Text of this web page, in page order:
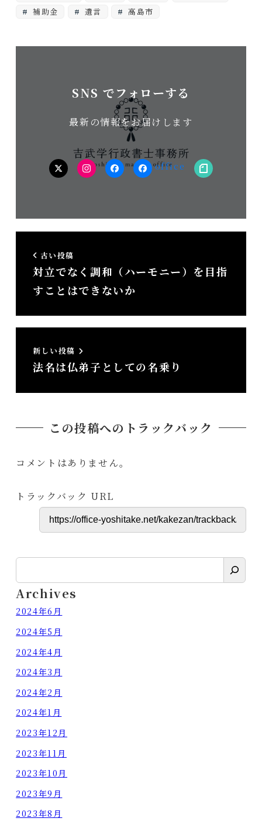
補助金
遺言 高島市
SNS でフォローする
最新の情報をお届けします
twitterInstagramfacebook（個
facebook（事note
古い投稿
対立でなく調和（ハーモニー）を目指
すことはできないか
新しい投稿
法名は仏弟子としての名乗り
この投稿へのトラックバック
コメントはありません。
トラックバック URL
索
Archives
2024年6月
2024年5月
2024年4月
2024年3月
2024年2月
2024年1月
2023年12月
2023年11月
2023年10月
2023年9月
2023年8月